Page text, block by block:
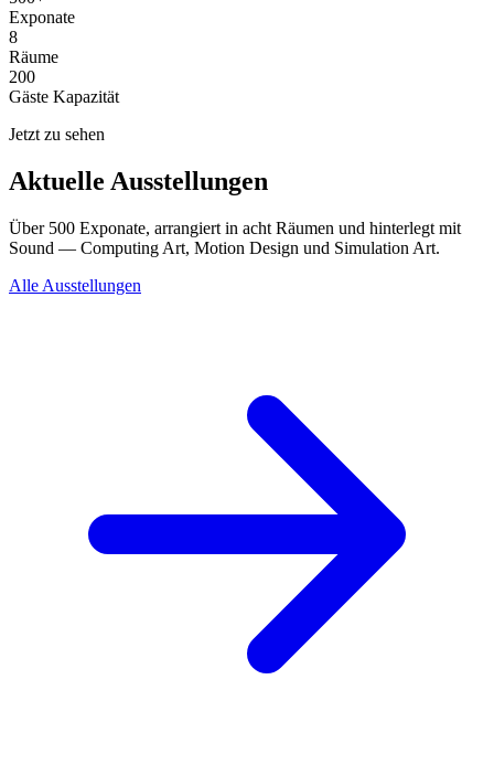
Exponate
8
Räume
200
Gäste Kapazität
Jetzt zu sehen
Aktuelle Ausstellungen
Über 500 Exponate, arrangiert in acht Räumen und hinterlegt mit
Sound — Computing Art, Motion Design und Simulation Art.
Alle Ausstellungen